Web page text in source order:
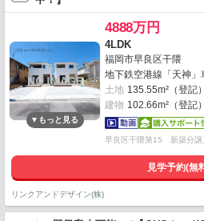
4888万円
4LDK
福岡市早良区干隈
地下鉄空港線「天神」
土地 135.55m²（登記）
建物 102.66m²（登記）
早良区干隈第15 新築分譲
見学予約(無
リンクアンドデザイン(株)